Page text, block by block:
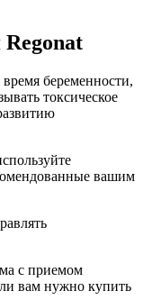
беременности,
токсическое
вашим
с приемом
вам нужно купить